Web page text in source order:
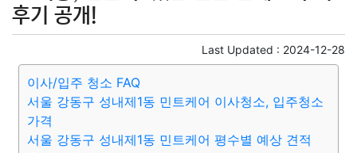
후기 공개!
Last Updated : 2024-12-28
이사/입주 청소 FAQ
서울 강동구 성내제1동 민트케어 이사청소, 입주청소
가격
서울 강동구 성내제1동 민트케어 평수별 예상 견적